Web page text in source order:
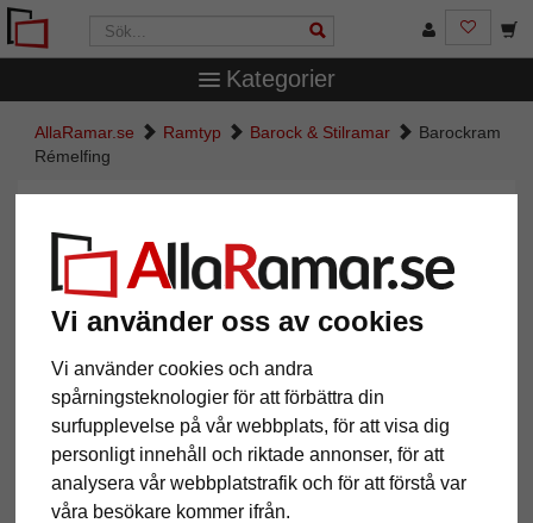
Vi använder oss av cookies
Vi använder cookies och andra
spårningsteknologier för att förbättra din
surfupplevelse på vår webbplats, för att visa dig
personligt innehåll och riktade annonser, för att
analysera vår webbplatstrafik och för att förstå var
våra besökare kommer ifrån.
Kategorier
AllaRamar.se Ramtyp Barock & Stilramar
Barockram
Rémelfing
Tillbaka